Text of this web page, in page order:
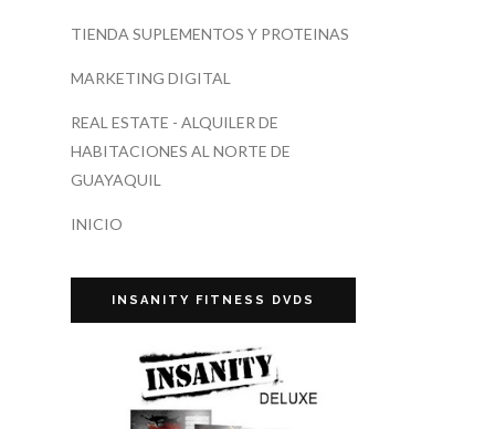
TIENDA SUPLEMENTOS Y PROTEINAS
MARKETING DIGITAL
REAL ESTATE - ALQUILER DE
HABITACIONES AL NORTE DE
GUAYAQUIL
INICIO
INSANITY FITNESS DVDS